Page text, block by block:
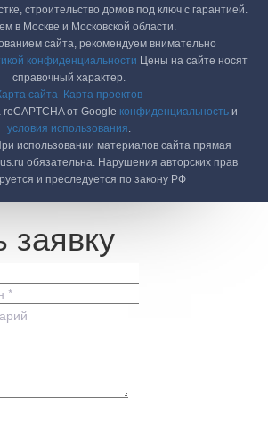
строительство домов под ключ с гарантией.
в Москве и Московской области.
сайта, рекомендуем внимательно
конфиденциальности Цены на сайте носят
справочный характер.
сайта
Карта проектов
от Google конфиденциальностьи
условия использования.
использовании материалов сайта прямая
обязательна. Нарушения авторских прав
и преследуется по закону РФ
заявку